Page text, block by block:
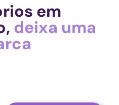
em
deixa uma